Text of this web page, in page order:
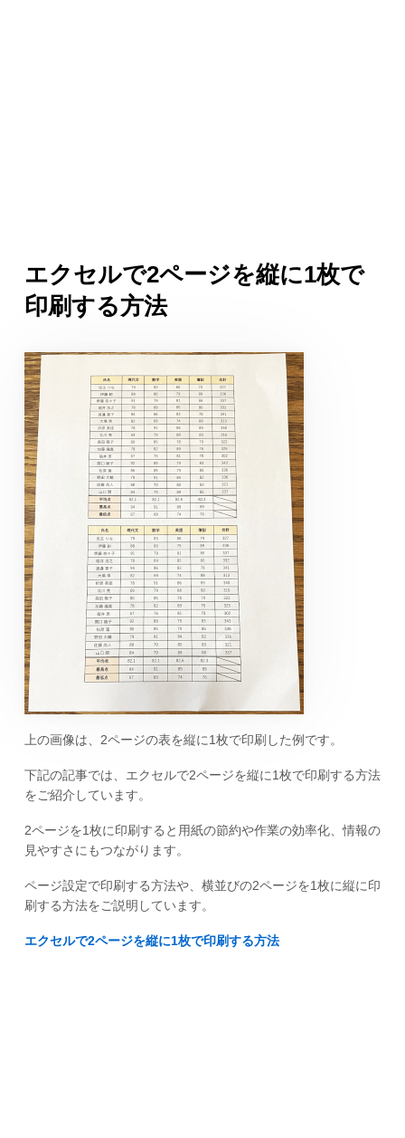
エクセルで2ページを縦に1枚で
印刷する方法
上の画像は、2ページの表を縦に1枚で印刷した例です。
下記の記事では、エクセルで2ページを縦に1枚で印刷する方法
をご紹介しています。
2ページを1枚に印刷すると用紙の節約や作業の効率化、情報の
見やすさにもつながります。
ページ設定で印刷する方法や、横並びの2ページを1枚に縦に印
刷する方法をご説明しています。
エクセルで2ページを縦に1枚で印刷する方法